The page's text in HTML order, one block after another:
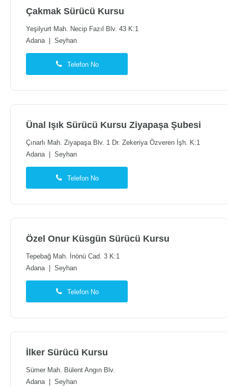
Çakmak Sürücü Kursu
Yeşilyurt Mah. Necip Fazıl Blv. 43 K:1
Adana| Seyhan
Telefon No
Ünal Işık Sürücü Kursu Ziyapaşa Şubesi
Çınarlı Mah. Ziyapaşa Blv. 1 Dr. Zekeriya Özveren İşh. K:1
Adana| Seyhan
Telefon No
Özel Onur Küsgün Sürücü Kursu
Tepebağ Mah. İnönü Cad. 3 K:1
Adana| Seyhan
Telefon No
İlker Sürücü Kursu
Sümer Mah. Bülent Angın Blv.
Adana| Seyhan